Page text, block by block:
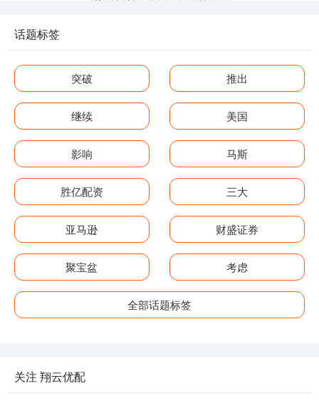
话题标签
突破 推出
继续 美国
影响 马斯
胜亿配资 三大
亚马逊 财盛证券
聚宝盆 考虑
全部话题标签
关注 翔云优配